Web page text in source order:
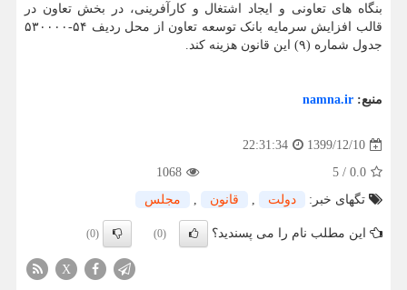
بنگاه های تعاونی و ایجاد اشتغال و کارآفرینی، در بخش تعاون در
قالب افزایش سرمایه بانک توسعه تعاون از محل ردیف ۵۴-۵۳۰۰۰۰
جدول شماره (۹) این قانون هزینه کند.
منبع: namna.ir
1399/12/10
22:31:34
0.0
/
5
1068
تگهای خبر:
دولت , قانون , مجلس
این مطلب نام را می پسندید؟ (0)
(0)
X